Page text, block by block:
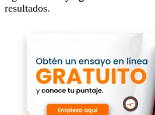
resultados.